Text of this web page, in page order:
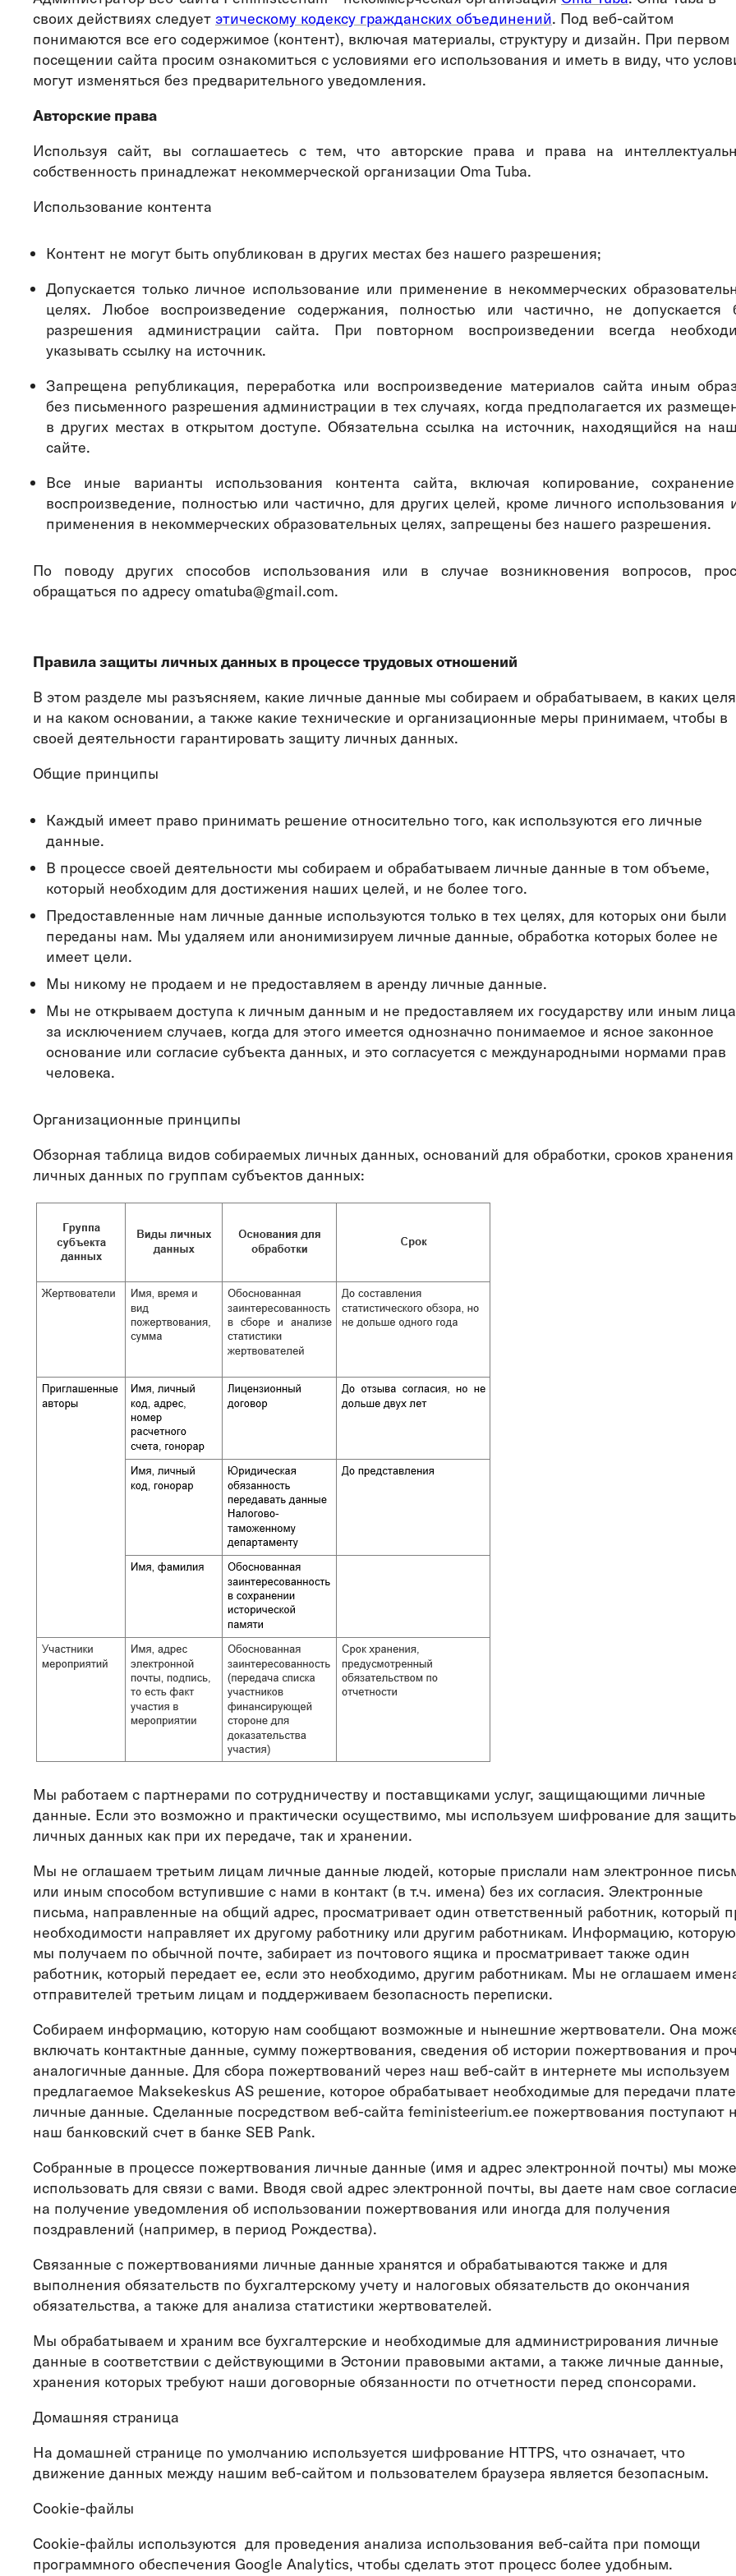
своих действиях следует этическому кодексу гражданских объединений. Под веб-сайтом
понимаются все его содержимое (контент), включая материалы, структуру и дизайн. При первом
посещении сайта просим ознакомиться с условиями его использования и иметь в виду, что
могут изменяться без предварительного уведомления.
Авторские права
Используя сайт, вы соглашаетесь с тем, что авторские права и права на
собственность принадлежат некоммерческой организации Oma Tuba.
Использование контента
Контент не могут быть опубликован в других местах без нашего разрешения;
Допускается только личное использование или применение в некоммерческих
целях. Любое воспроизведение содержания, полностью или частично, не допускается
разрешения администрации сайта. При повторном воспроизведении всегда
указывать ссылку на источник.
Запрещена републикация, переработка или воспроизведение материалов сайта иным
без письменного разрешения администрации в тех случаях, когда предполагается их
в других местах в открытом доступе. Обязательна ссылка на источник, находящийся на
сайте.
Все иные варианты использования контента сайта, включая копирование,
воспроизведение, полностью или частично, для других целей, кроме личного использования
применения в некоммерческих образовательных целях, запрещены без нашего разрешения.
По поводу других способов использования или в случае возникновения вопросов,
обращаться по адресу omatuba@gmail.com.
Правила защиты личных данных в процессе трудовых отношений
В этом разделе мы разъясняем, какие личные данные мы собираем и обрабатываем, в каких
и на каком основании, а также какие технические и организационные меры принимаем, чтобы в
своей деятельности гарантировать защиту личных данных.
Общие принципы
Каждый имеет право принимать решение относительно того, как используются его личные
данные.
В процессе своей деятельности мы собираем и обрабатываем личные данные в том объеме,
который необходим для достижения наших целей, и не более того.
Предоставленные нам личные данные используются только в тех целях, для которых они были
переданы нам. Мы удаляем или анонимизируем личные данные, обработка которых более не
имеет цели.
Мы никому не продаем и не предоставляем в аренду личные данные.
Мы не открываем доступа к личным данным и не предоставляем их государству или иным
за исключением случаев, когда для этого имеется однозначно понимаемое и ясное законное
основание или согласие субъекта данных, и это согласуется с международными нормами прав
человека.
Организационные принципы
Обзорная таблица видов собираемых личных данных, оснований для обработки, сроков хранения
личных данных по группам субъектов данных:
Мы работаем с партнерами по сотрудничеству и поставщиками услуг, защищающими личные
данные. Если это возможно и практически осуществимо, мы используем шифрование для
личных данных как при их передаче, так и хранении.
Мы не оглашаем третьим лицам личные данные людей, которые прислали нам электронное
или иным способом вступившие с нами в контакт (в т.ч. имена) без их согласия. Электронные
письма, направленные на общий адрес, просматривает один ответственный работник, который
необходимости направляет их другому работнику или другим работникам. Информацию, которую
мы получаем по обычной почте, забирает из почтового ящика и просматривает также один
работник, который передает ее, если это необходимо, другим работникам. Мы не оглашаем
отправителей третьим лицам и поддерживаем безопасность переписки.
Собираем информацию, которую нам сообщают возможные и нынешние жертвователи. Она
включать контактные данные, сумму пожертвования, сведения об истории пожертвования и
аналогичные данные. Для сбора пожертвований через наш веб-сайт в интернете мы используем
предлагаемое Maksekeskus AS решение, которое обрабатывает необходимые для передачи
личные данные. Сделанные посредством веб-сайта feministeerium.ee пожертвования поступают
наш банковский счет в банке SEB Pank.
Собранные в процессе пожертвования личные данные (имя и адрес электронной почты) мы
использовать для связи с вами. Вводя свой адрес электронной почты, вы даете нам свое
на получение уведомления об использовании пожертвования или иногда для получения
поздравлений (например, в период Рождества).
Связанные с пожертвованиями личные данные хранятся и обрабатываются также и для
выполнения обязательств по бухгалтерскому учету и налоговых обязательств до окончания
обязательства, а также для анализа статистики жертвователей.
Мы обрабатываем и храним все бухгалтерские и необходимые для администрирования личные
данные в соответствии с действующими в Эстонии правовыми актами, а также личные данные,
хранения которых требуют наши договорные обязанности по отчетности перед спонсорами.
Домашняя страница
На домашней странице по умолчанию используется шифрование HTTPS, что означает, что
движение данных между нашим веб-сайтом и пользователем браузера является безопасным.
Cookie-файлы
Cookie-файлы используются для проведения анализа использования веб-сайта при помощи
программного обеспечения Google Analytics, чтобы сделать этот процесс более удобным.